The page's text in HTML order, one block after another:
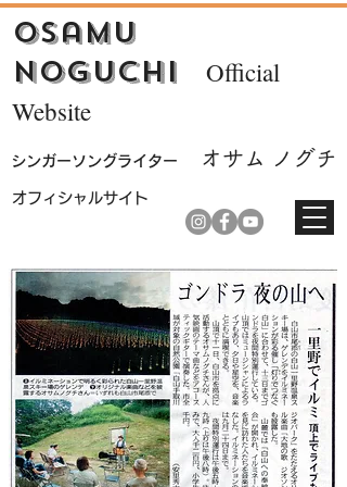
Osamu
Noguchi Official
Website
シンガーソ ングライター オサム ノ グチ
​オフィシャルサイト